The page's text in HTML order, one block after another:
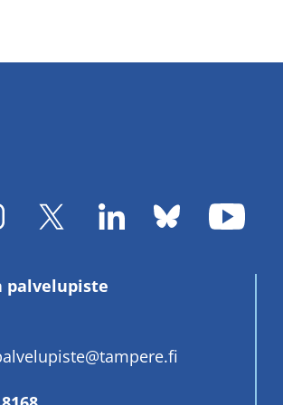
palvelupiste